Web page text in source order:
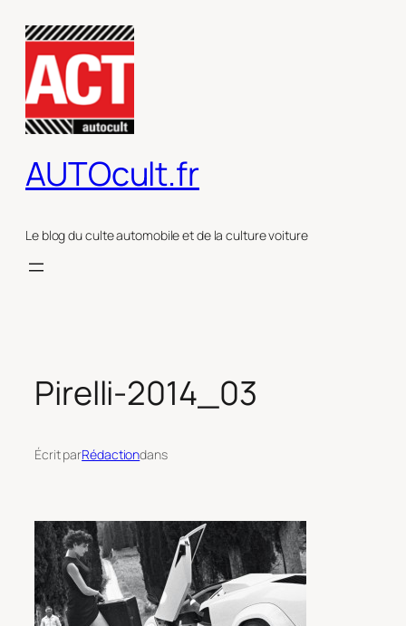
contenu
AUTOcult.fr
Le blog du culte automobile et de la culture voiture
Pirelli-2014_03
Écrit parRédactiondans